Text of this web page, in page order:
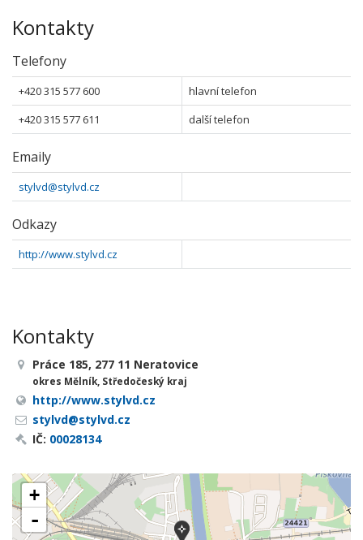
Kontakty
Telefony
+420 315 577 600
hlavní telefon
+420 315 577 611
další telefon
Emaily
stylvd@stylvd.cz
Odkazy
http://www.stylvd.cz
Kontakty
Práce 185, 277 11 Neratovice
okres Mělník, Středočeský kraj
http://www.stylvd.cz
stylvd@stylvd.cz
IČ: 00028134
+
-